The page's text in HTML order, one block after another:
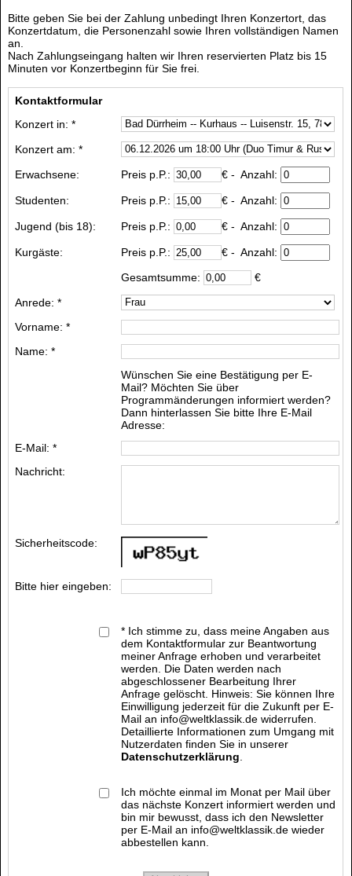
Bitte geben Sie bei der Zahlung unbedingt Ihren Konzertort, das
Konzertdatum, die Personenzahl sowie Ihren vollständigen Namen
an.
Nach Zahlungseingang halten wir Ihren reservierten Platz bis 15
Minuten vor Konzertbeginn für Sie frei.
Kontaktformular
Konzert in: *
Konzert am: *
Erwachsene:
Preis p.P.: € - Anzahl:
Studenten: Preis p.P.: € - Anzahl:
Jugend (bis 18): Preis p.P.: € - Anzahl:
Kurgäste: Preis p.P.: € - Anzahl:
Gesamtsumme:
€
Anrede: *
Vorname: *
Name: *
Wünschen Sie eine Bestätigung per E-
Mail? Möchten Sie über
Programmänderungen informiert werden?
Dann hinterlassen Sie bitte Ihre E-Mail
Adresse:
E-Mail: *
Nachricht:
Sicherheitscode:
Bitte hier eingeben:
* Ich stimme zu, dass meine Angaben aus
dem Kontaktformular zur Beantwortung
meiner Anfrage erhoben und verarbeitet
werden. Die Daten werden nach
abgeschlossener Bearbeitung Ihrer
Anfrage gelöscht. Hinweis: Sie können Ihre
Einwilligung jederzeit für die Zukunft per E-
Mail an info@weltklassik.de widerrufen.
Detaillierte Informationen zum Umgang mit
Nutzerdaten finden Sie in unserer
Datenschutzerklärung
Ich möchte einmal im Monat per Mail über
das nächste Konzert informiert werden und
bin mir bewusst, dass ich den Newsletter
per E-Mail an info@weltklassik.de wieder
abbestellen kann.